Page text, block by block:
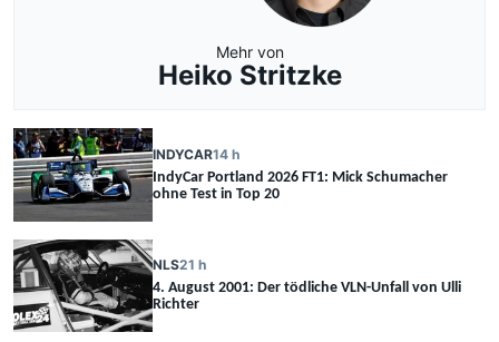
Mehr von
Heiko Stritzke
INDYCAR14 h
IndyCar Portland 2026 FT1: Mick Schumacher
ohne Test in Top 20
NLS21 h
4. August 2001: Der tödliche VLN-Unfall von Ulli
Richter